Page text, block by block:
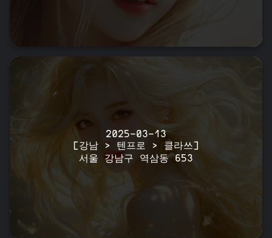
2025-03-13
[강남 > 텐프로 > 클라쓰]
서울 강남구 역삼동 653